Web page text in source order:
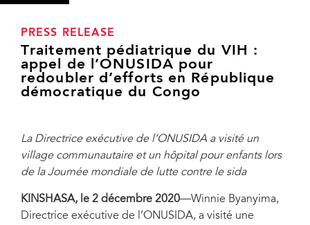
et des ados qui ont grandi en ayant accès à l’appui médico-social fourni par cet
établissement. Ces ados ont demandé à la Directrice exécutive de continuer à
militer en faveur de la poursuite du financement de groupes d’entraide par et pour
PRESS RELEASE
Traitement pédiatrique du VIH :
appel de l’ONUSIDA pour
redoubler d’efforts en République
démocratique du Congo
La Directrice exécutive de l’ONUSIDA a visité un
village communautaire et un hôpital pour enfants lors
de la Journée mondiale de lutte contre le sida
KINSHASA, le 2 décembre 2020—Winnie Byanyima,
Directrice exécutive de l’ONUSIDA, a visité une